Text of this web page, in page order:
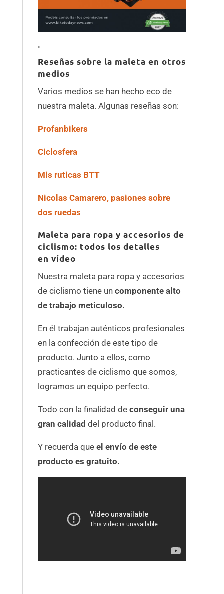
.
Reseñas sobre la maleta en otros
medios
Varios medios se han hecho eco de
nuestra maleta. Algunas reseñas son:
Profanbikers
Ciclosfera
Mis ruticas BTT
Nicolas Camarero, pasiones sobre
dos ruedas
Maleta para ropa y accesorios de
ciclismo: todos los detalles
en vídeo
Nuestra maleta para ropa y accesorios
de ciclismo tiene un componente alto
de trabajo meticuloso.
En él trabajan auténticos profesionales
en la confección de este tipo de
producto. Junto a ellos, como
practicantes de ciclismo que somos,
logramos un equipo perfecto.
Todo con la finalidad deconseguir una
gran calidad del producto final.
Y recuerda que el envío de este
producto es gratuito.